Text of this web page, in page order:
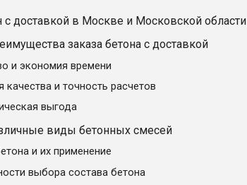
с доставкой в Москве и Московской области
заказа бетона с доставкой
и экономия времени
качества и точность расчетов
выгода
виды бетонных смесей
и их применение
выбора состава бетона